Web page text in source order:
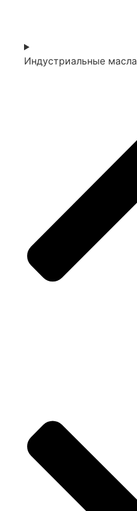
Индустриальные масла